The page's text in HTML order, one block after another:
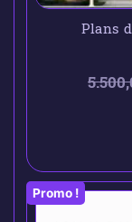
Plans
Promo !